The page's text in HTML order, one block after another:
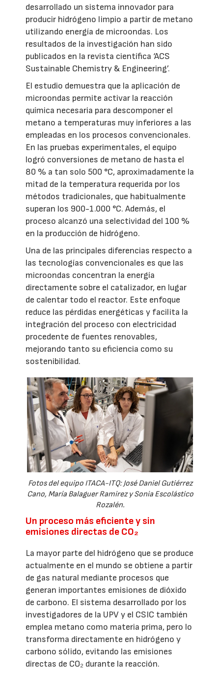
desarrollado un sistema innovador para
producir hidrógeno limpio a partir de metano
utilizando energía de microondas. Los
resultados de la investigación han sido
publicados en la revista científica ‘ACS
Sustainable Chemistry & Engineering’.
El estudio demuestra que la aplicación de
microondas permite activar la reacción
química necesaria para descomponer el
metano a temperaturas muy inferiores a las
empleadas en los procesos convencionales.
En las pruebas experimentales, el equipo
logró conversiones de metano de hasta el
80 % a tan solo 500 °C, aproximadamente la
mitad de la temperatura requerida por los
métodos tradicionales, que habitualmente
superan los 900-1.000 °C. Además, el
proceso alcanzó una selectividad del 100 %
en la producción de hidrógeno.
Una de las principales diferencias respecto a
las tecnologías convencionales es que las
microondas concentran la energía
directamente sobre el catalizador, en lugar
de calentar todo el reactor. Este enfoque
reduce las pérdidas energéticas y facilita la
integración del proceso con electricidad
procedente de fuentes renovables,
mejorando tanto su eficiencia como su
sostenibilidad.
Fotos del equipo ITACA-ITQ: José Daniel Gutiérrez
Cano, María Balaguer Ramirez y Sonia Escolástico
Rozalén.
Un proceso más eficiente y sin
emisiones directas de CO₂
La mayor parte del hidrógeno que se produce
actualmente en el mundo se obtiene a partir
de gas natural mediante procesos que
generan importantes emisiones de dióxido
de carbono. El sistema desarrollado por los
investigadores de la UPV y el CSIC también
emplea metano como materia prima, pero lo
transforma directamente en hidrógeno y
carbono sólido, evitando las emisiones
directas de CO₂ durante la reacción.